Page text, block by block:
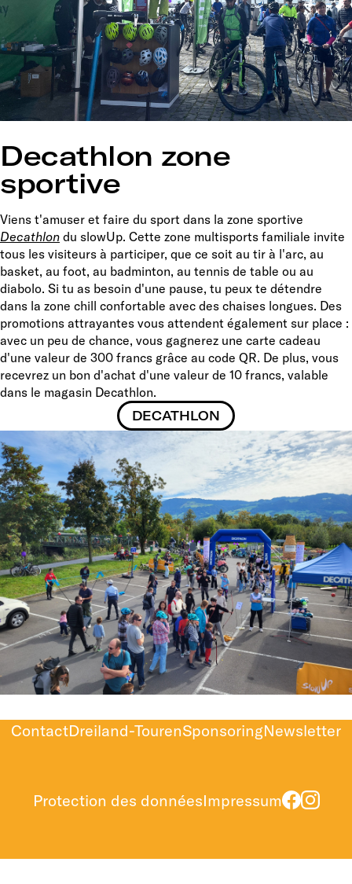
Decathlon zone
sportive
Viens t'amuser et faire du sport dans la zone sportive
Decathlon du slowUp. Cette zone multisports familiale invite
tous les visiteurs à participer, que ce soit au tir à l'arc, au
basket, au foot, au badminton, au tennis de table ou au
diabolo. Si tu as besoin d'une pause, tu peux te détendre
dans la zone chill confortable avec des chaises longues. Des
promotions attrayantes vous attendent également sur place :
avec un peu de chance, vous gagnerez une carte cadeau
d'une valeur de 300 francs grâce au code QR. De plus, vous
recevrez un bon d'achat d'une valeur de 10 francs, valable
dans le magasin Decathlon.
DECATHLON
ContactDreiland-TourenSponsoringNewsletter
Protection des donnéesImpressum